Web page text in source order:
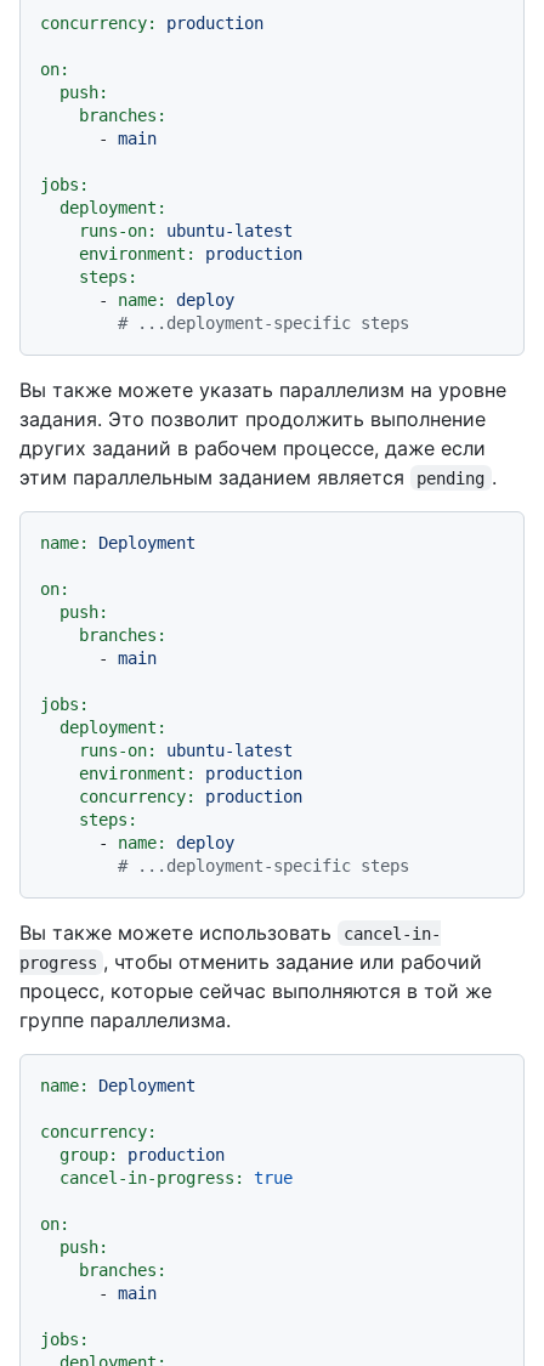
concurrency: production
on:
push:
branches:
-
main
jobs:
deployment:
runs-on:
ubuntu-latest
environment:
production
steps:
-
name:
deploy
# ...deployment-specific steps
Вы также можете указать параллелизм на уровне
задания. Это позволит продолжить выполнение
других заданий в рабочем процессе, даже если
этим параллельным заданием является
pending .
name: Deployment
on:
push:
branches:
-
main
jobs:
deployment:
runs-on:
ubuntu-latest
environment:
production
concurrency:
production
steps:
-
name:
deploy
# ...deployment-specific steps
Вы также можете использовать
cancel-in-
progress , чтобы отменить задание или рабочий
процесс, которые сейчас выполняются в той же
группе параллелизма.
name: Deployment
concurrency:
group:
production
cancel-in-progress:
true
on:
push:
branches:
-
main
jobs:
deployment: